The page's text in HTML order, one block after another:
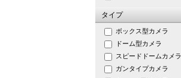
タイプ
ボックス型カメラ
ドーム型カメラ
スピードドームカメラ
ガンタイプカメラ